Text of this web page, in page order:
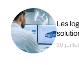
Les
30